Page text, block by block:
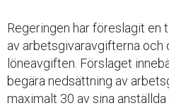
Regeringen har föreslagit en
av arbetsgivaravgifterna och
löneavgiften. Förslaget
begära nedsättning av
maximalt 30 av sina